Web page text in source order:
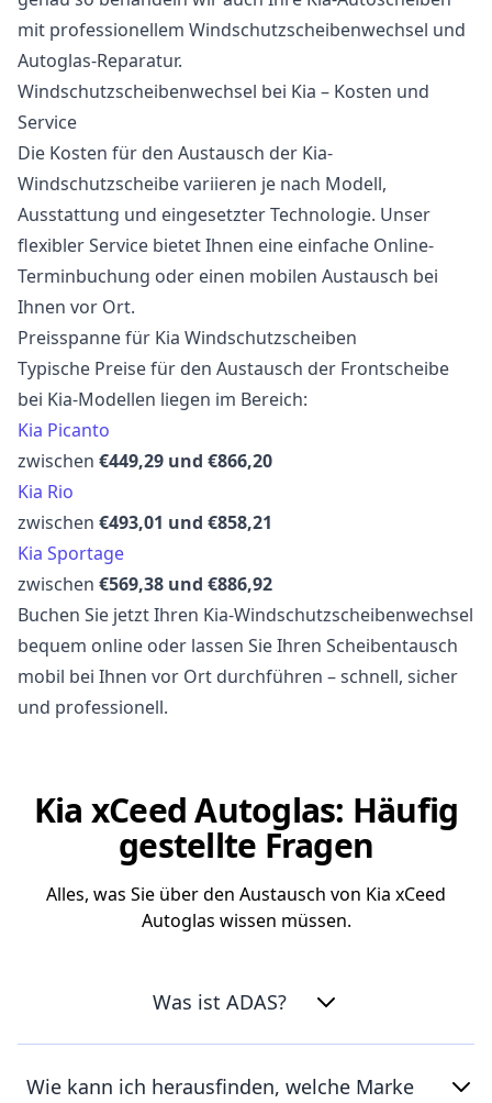
mit professionellem Windschutzscheibenwechsel und
Autoglas-Reparatur.
Windschutzscheibenwechsel bei Kia – Kosten und
Service
Die Kosten für den Austausch der Kia-
Windschutzscheibe variieren je nach Modell,
Ausstattung und eingesetzter Technologie. Unser
flexibler Service bietet Ihnen eine einfache Online-
Terminbuchung oder einen mobilen Austausch bei
Ihnen vor Ort.
Preisspanne für Kia Windschutzscheiben
Typische Preise für den Austausch der Frontscheibe
bei Kia-Modellen liegen im Bereich:
Kia Picanto
zwischen €449,29 und €866,20
Kia Rio
zwischen €493,01 und €858,21
Kia Sportage
zwischen €569,38 und €886,92
Buchen Sie jetzt Ihren Kia-Windschutzscheibenwechsel
bequem online oder lassen Sie Ihren Scheibentausch
mobil bei Ihnen vor Ort durchführen – schnell, sicher
und professionell.
Kia xCeed Autoglas: Häufig
gestellte Fragen
Alles, was Sie über den Austausch von Kia xCeed
Autoglas wissen müssen.
Was ist ADAS?
Wie kann ich herausfinden, welche Marke